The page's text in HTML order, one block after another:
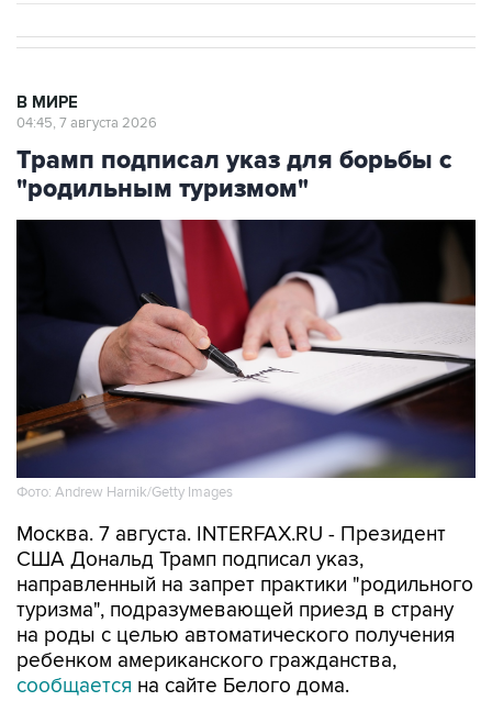
В МИРЕ
04:45, 7 августа 2026
Трамп подписал указ для борьбы с
"родильным туризмом"
Фото: Andrew Harnik/Getty Images
Москва. 7 августа. INTERFAX.RU - Президент
США Дональд Трамп подписал указ,
направленный на запрет практики "родильного
туризма", подразумевающей приезд в страну
на роды с целью автоматического получения
ребенком американского гражданства,
сообщается на сайте Белого дома.